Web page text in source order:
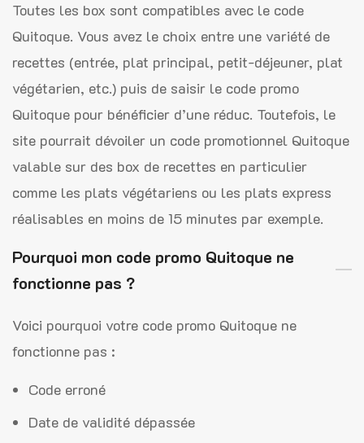
Toutes les box sont compatibles avec le code
Quitoque. Vous avez le choix entre une variété de
recettes (entrée, plat principal, petit-déjeuner, plat
végétarien, etc.) puis de saisir le code promo
Quitoque pour bénéficier d’une réduc. Toutefois, le
site pourrait dévoiler un code promotionnel Quitoque
valable sur des box de recettes en particulier
comme les plats végétariens ou les plats express
réalisables en moins de 15 minutes par exemple.
Pourquoi mon code promo Quitoque ne
fonctionne pas ?
Voici pourquoi votre code promo Quitoque ne
fonctionne pas :
Code erroné
Date de validité dépassée